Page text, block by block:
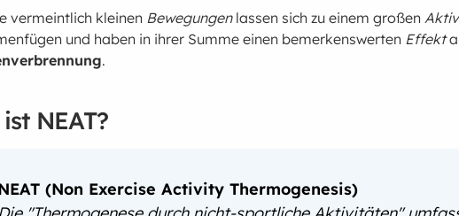
vermeintlich kleinen Bewegungenlassen sich zu einem großen
und haben in ihrer Summe einen bemerkenswerten Effekt
.
NEAT?
(Non Exercise Activity Thermogenesis)